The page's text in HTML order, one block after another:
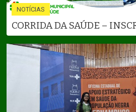
NOTÍCIAS
CORRIDA DA SAÚDE –